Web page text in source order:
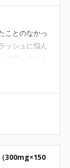
ことのなかっ
ッシュに悩ん
めて数日、気
き上がれない
目に見えて
らせていたと
手を出せなか
ホルモン補充
300mg×150